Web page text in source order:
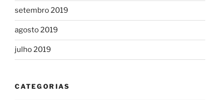
setembro 2019
agosto 2019
julho 2019
CATEGORIAS